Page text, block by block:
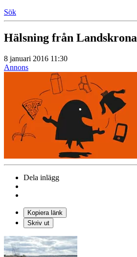
Sök
Hälsning från Landskrona
8 januari 2016 11:30
Annons
Dela inlägg
Kopiera länk
Skriv ut